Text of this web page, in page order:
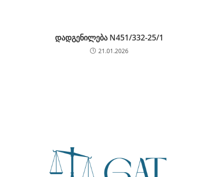
დადგენილება N451/332-25/1
21.01.2026